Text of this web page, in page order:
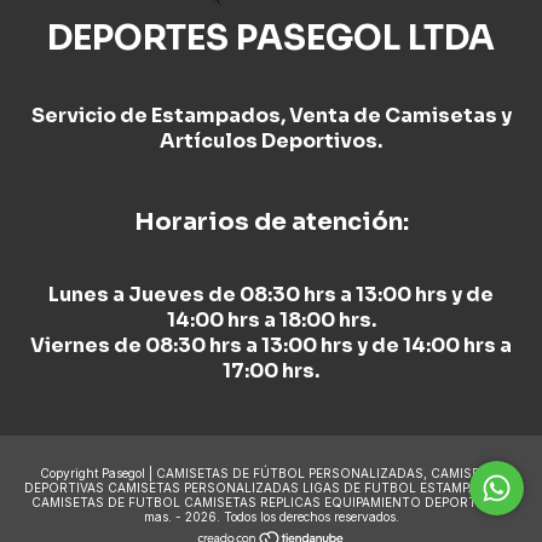
DEPORTES PASEGOL LTDA
Servicio de Estampados, Venta de Camisetas y
Artículos Deportivos.
Horarios de atención:
Lunes a Jueves de 08:30 hrs a 13:00 hrs y de
14:00 hrs a 18:00 hrs.
Viernes de 08:30 hrs a 13:00 hrs y de 14:00 hrs a
17:00 hrs.
Copyright Pasegol | CAMISETAS DE FÚTBOL PERSONALIZADAS, CAMISETAS
DEPORTIVAS CAMISETAS PERSONALIZADAS LIGAS DE FUTBOL ESTAMPADO DE
CAMISETAS DE FUTBOL CAMISETAS REPLICAS EQUIPAMIENTO DEPORTIVO y
mas. - 2026. Todos los derechos reservados.